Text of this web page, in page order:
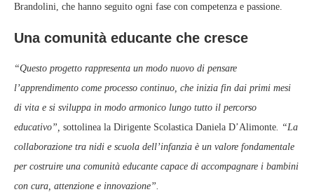
Brandolini, che hanno seguito ogni fase con competenza e passione.
Una comunità educante che cresce
“Questo progetto rappresenta un modo nuovo di pensare
l’apprendimento come processo continuo, che inizia fin dai primi mesi
di vita e si sviluppa in modo armonico lungo tutto il percorso
educativo”, sottolinea la Dirigente Scolastica Daniela D’Alimonte . “La
collaborazione tra nidi e scuola dell’infanzia è un valore fondamentale
per costruire una comunità educante capace di accompagnare i bambini
con cura, attenzione e innovazione”.